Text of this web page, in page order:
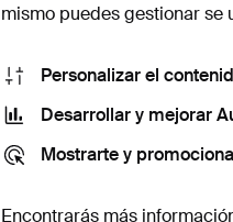
mismo puedes gestionar se
Personalizar el
Desarrollar y mejorar
Mostrarte y
Encontrarás más